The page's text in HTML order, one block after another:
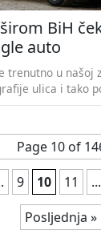
BiH
auto
trenutno u našoj
ulica i tako
Page 10 of
9 10 11 ...
Posljednja »